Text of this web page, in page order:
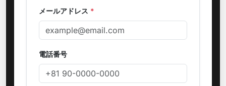
メールアドレス *
電話番号